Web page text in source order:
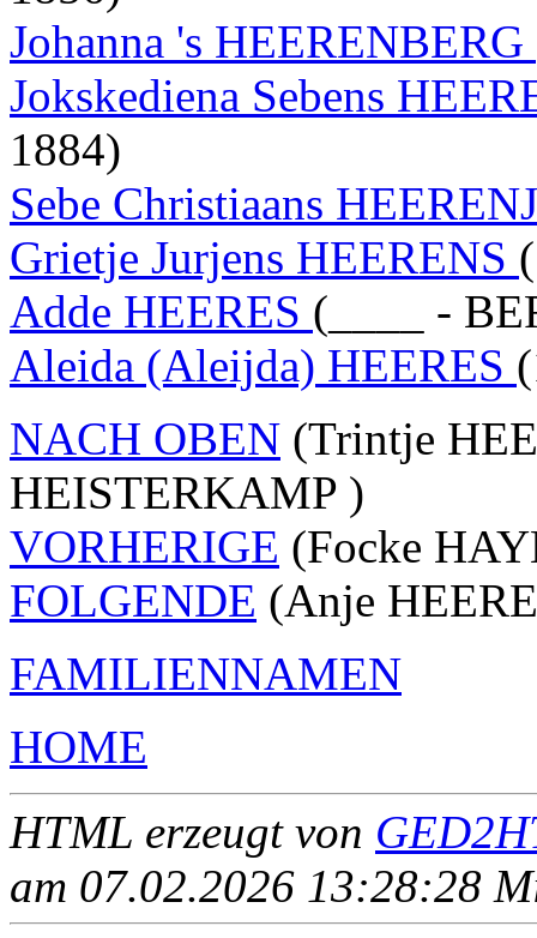
Johanna 's HEERENBERG
Jokskediena Sebens
1884)
Sebe Christiaans
Grietje Jurjens HEERENS
Adde HEERES (____ -
Aleida (Aleijda) HEERES
NACH OBEN (Trintje
HEISTERKAMP )
VORHERIGE (Focke
FOLGENDE (Anje
FAMILIENNAMEN
HOME
HTML erzeugt von
am 07.02.2026 13:28:28